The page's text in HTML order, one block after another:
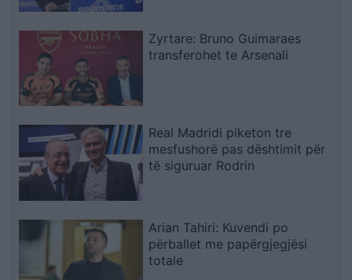
Zyrtare: Bruno Guimaraes
transferohet te Arsenali
Real Madridi piketon tre
mesfushorë pas dështimit për
të siguruar Rodrin
Arian Tahiri: Kuvendi po
përballet me papërgjegjësi
totale